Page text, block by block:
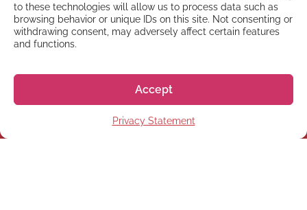
to these technologies will allow us to process data such as
browsing behavior or unique IDs on this site. Not consenting or
withdrawing consent, may adversely affect certain features
and functions.
Accept
Privacy Statement
NYHETSBREV